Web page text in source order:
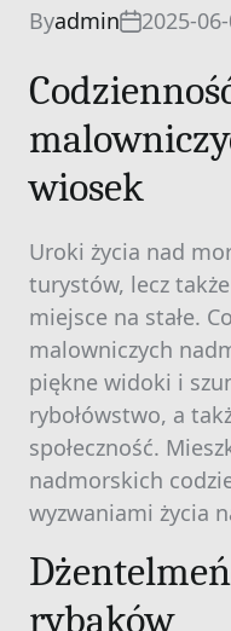
Byadmin 2025-
wiosek
Uroki życia nad
turystów, lecz
miejsce na stałe.
malowniczych
piękne widoki i
rybołówstwo, a
społeczność.
nadmorskich
wyzwaniami życia
rybaków